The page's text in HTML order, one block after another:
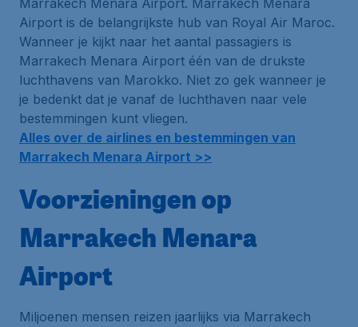
Marrakech Menara Airport. Marrakech Menara
Airport is de belangrijkste hub van Royal Air Maroc.
Wanneer je kijkt naar het aantal passagiers is
Marrakech Menara Airport één van de drukste
luchthavens van Marokko. Niet zo gek wanneer je
je bedenkt dat je vanaf de luchthaven naar vele
bestemmingen kunt vliegen.
Alles over de airlines en bestemmingen van
Marrakech Menara Airport >>
Voorzieningen op
Marrakech Menara
Airport
Miljoenen mensen reizen jaarlijks via Marrakech